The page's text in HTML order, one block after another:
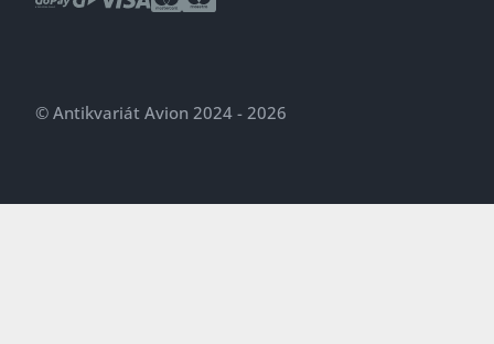
© Antikvariát Avion 2024 - 2026